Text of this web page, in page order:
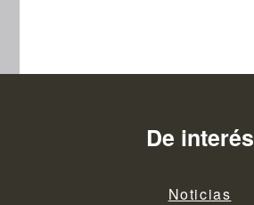
De interés
Noticias